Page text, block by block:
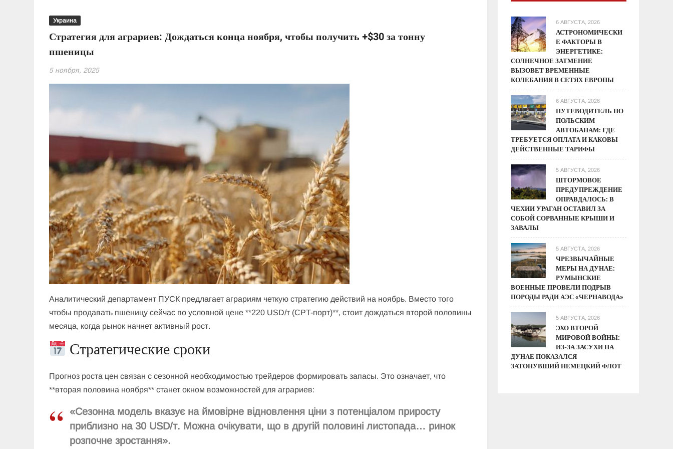
Украина
Стратегия для аграриев: Дождаться конца ноября, чтобы получить +$30 за тонну
пшеницы
5 ноября, 2025
Аналитический департамент ПУСК предлагает аграриям четкую стратегию действий на ноябрь. Вместо того
чтобы продавать пшеницу сейчас по условной цене **220 USD/т (CPT-порт)**, стоит дождаться второй половины
месяца, когда рынок начнет активный рост.
Стратегические сроки
Прогноз роста цен связан с сезонной необходимостью трейдеров формировать запасы. Это означает, что
**вторая половина ноября** станет окном возможностей для аграриев:
«Сезонна модель вказує на ймовірне відновлення ціни з потенціалом приросту
приблизно на 30 USD/т. Можна очікувати, що в другій половині листопада… ринок
розпочне зростання».
6 АВГУСТА, 2026
АСТРОНОМИЧЕСКИ
Е ФАКТОРЫ В
ЭНЕРГЕТИКЕ:
СОЛНЕЧНОЕ ЗАТМЕНИЕ
ВЫЗОВЕТ ВРЕМЕННЫЕ
КОЛЕБАНИЯ В СЕТЯХ ЕВРОПЫ
6 АВГУСТА, 2026
ПУТЕВОДИТЕЛЬ ПО
ПОЛЬСКИМ
АВТОБАНАМ: ГДЕ
ТРЕБУЕТСЯ ОПЛАТА И КАКОВЫ
ДЕЙСТВЕННЫЕ ТАРИФЫ
5 АВГУСТА, 2026
ШТОРМОВОЕ
ПРЕДУПРЕЖДЕНИЕ
ОПРАВДАЛОСЬ: В
ЧЕХИИ УРАГАН ОСТАВИЛ ЗА
СОБОЙ СОРВАННЫЕ КРЫШИ И
ЗАВАЛЫ
5 АВГУСТА, 2026
ЧРЕЗВЫЧАЙНЫЕ
МЕРЫ НА ДУНАЕ:
РУМЫНСКИЕ
ВОЕННЫЕ ПРОВЕЛИ ПОДРЫВ
ПОРОДЫ РАДИ АЭС «ЧЕРНАВОДА»
5 АВГУСТА, 2026
ЭХО ВТОРОЙ
МИРОВОЙ ВОЙНЫ:
ИЗ-ЗА ЗАСУХИ НА
ДУНАЕ ПОКАЗАЛСЯ
ЗАТОНУВШИЙ НЕМЕЦКИЙ ФЛОТ